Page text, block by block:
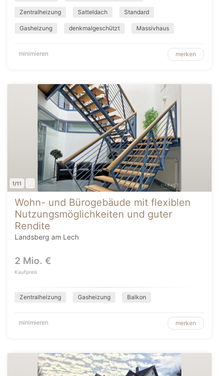
Zentralheizung Satteldach Standard
Gasheizung denkmalgeschützt Massivhaus
minimieren merken
1/11
Wohn- und Bürogebäude mit flexiblen
Nutzungsmöglichkeiten und guter
Rendite
Landsberg am Lech
2 Mio. €
Kaufpreis
Zentralheizung Gasheizung Balkon
minimieren merken